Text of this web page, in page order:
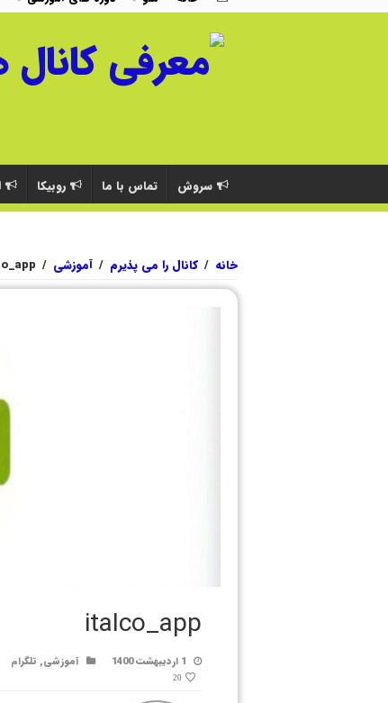
سروش تماس با ما روبیکا
خانه / کانال را می پذیرم / آموزشی /
italco_app
1 اردیبهشت 1400 آموزشی, تلگرام
20